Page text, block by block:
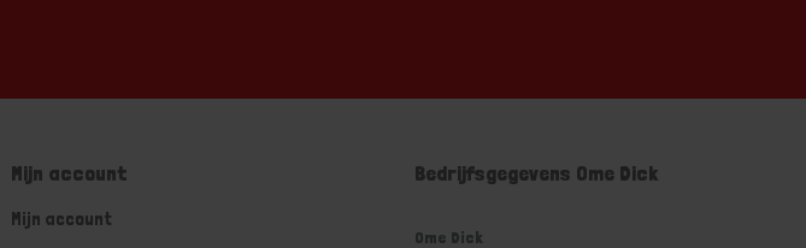
Mijn account
Mijn account
Bedrijfsgegevens Ome Dick
Ome Dick